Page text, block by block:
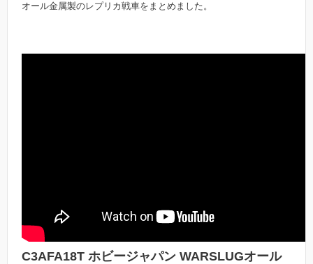
オール金属製のレプリカ戦車をまとめました。
C3AFA18T ホビージャパン WARSLUGオール